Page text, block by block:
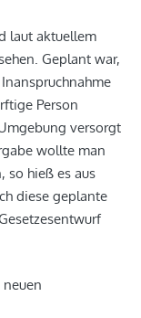
laut aktuellem
Geplant war,
Person
versorgt
wollte man
so hieß es aus
diese geplante